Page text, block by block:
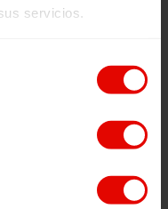
servicios.